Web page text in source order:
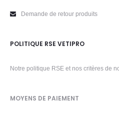
Demande de retour produits
POLITIQUE RSE VETIPRO
Notre politique RSE et nos critères de
MOYENS DE PAIEMENT